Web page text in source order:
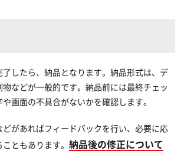
したら、納品となります。納品形式は、デ
などが一般的です。納品前には最終チェッ
画面の不具合がないかを確認します。
があればフィードバックを行い、必要に応
ともあります。 納品後の修正について